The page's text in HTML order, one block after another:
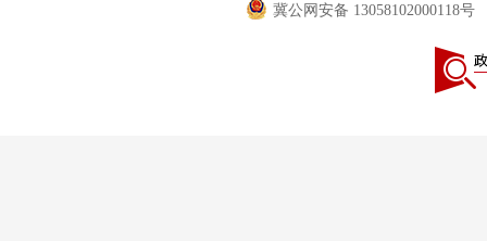
冀公网安备 13058102000118号